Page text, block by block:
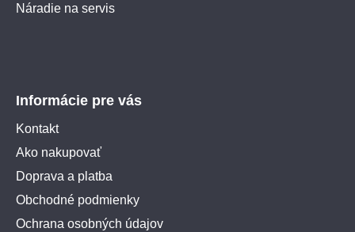
Náradie na servis
Informácie pre vás
Kontakt
Ako nakupovať
Doprava a platba
Obchodné podmienky
Ochrana osobných údajov